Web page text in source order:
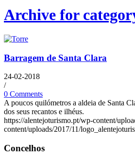
Archive for
Barragem de Santa Clara
24-02-2018
/
0 Comments
A poucos quilómetros a aldeia de Santa
dos seus recantos e ilhéus.
https://alentejoturismo.pt/wp-content/
content/uploads/2017/11/
Concelhos